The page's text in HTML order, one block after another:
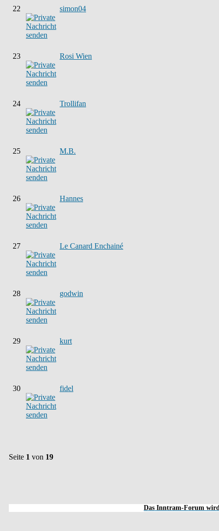
22 simon04
23 Rosi Wien
24 Trollifan
25 M.B.
26 Hannes
27 Le Canard Enchainé
28 godwin
29 kurt
30 fidel
Seite 1 von 19
Das Inntram-Forum